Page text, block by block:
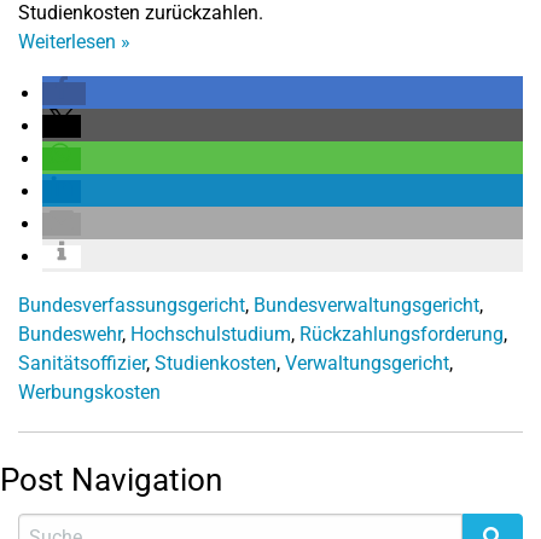
Studienkosten zurückzahlen.
Weiterlesen »
Bundesverfassungsgericht, Bundesverwaltungsgericht,
Bundeswehr, Hochschulstudium, Rückzahlungsforderung,
Sanitätsoffizier, Studienkosten, Verwaltungsgericht,
Werbungskosten
Post Navigation